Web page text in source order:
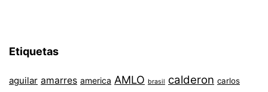
Etiquetas
aguilar amarres america AMLO brasil calderon carlos